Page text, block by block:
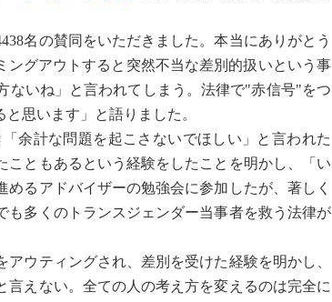
名の賛同をいただきました。本当にありがとう
グアウトすると突然不当な差別的扱いという事
ないね」と言われてしまう。法律で"赤信号"をつ
思います」と語りました。
余計な問題を起こさないでほしい」と言われた
ともあるという経験をしたことを明かし、「い
るアドバイザーの勉強会に参加したが、著しく
も多くのトランスジェンダー当事者を救う法律が
ウティングされ、差別を受けた経験を明かし、
言えない。全ての人の考え方を変えるのは完全に